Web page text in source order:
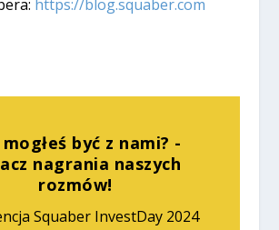
https://blog.squaber.com
być z nami? -
nagrania naszych
rozmów!
Squaber InvestDay 2024